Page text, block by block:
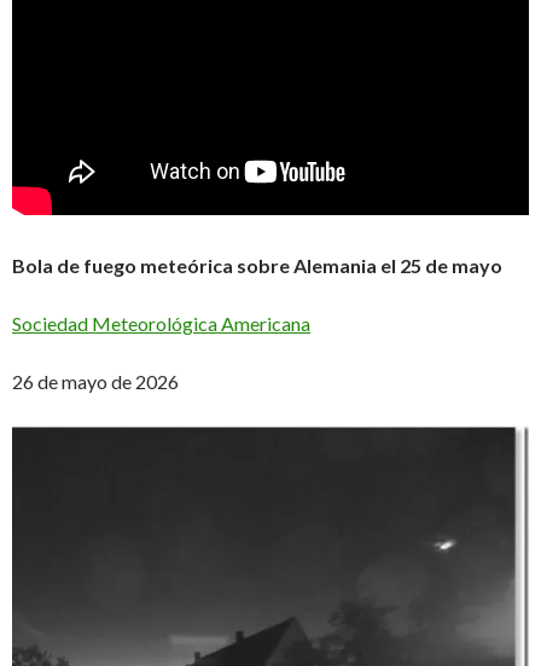
Bola de fuego meteórica sobre Alemania el 25 de mayo
Sociedad Meteorológica Americana
26 de mayo de 2026